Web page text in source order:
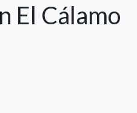
El Cálamo